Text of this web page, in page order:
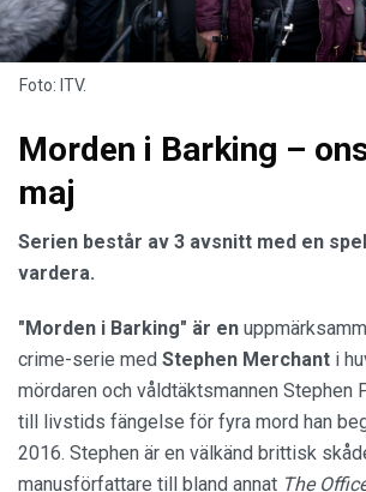
Foto: ITV.
Morden i Barking –
maj
Serien består av 3 avsnitt med en
vardera.
"Morden i Barking" är en
crime-serie med Stephen Merchant i
mördaren och våldtäktsmannen Stephen
till livstids fängelse för fyra mord han
2016. Stephen är en välkänd brittisk
manusförfattare till bland annat The